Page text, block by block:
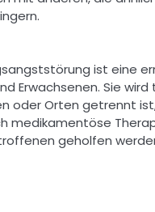
ist eine
Erwachsenen. Sie
oder Orten getrennt
medikamentöse
geholfen